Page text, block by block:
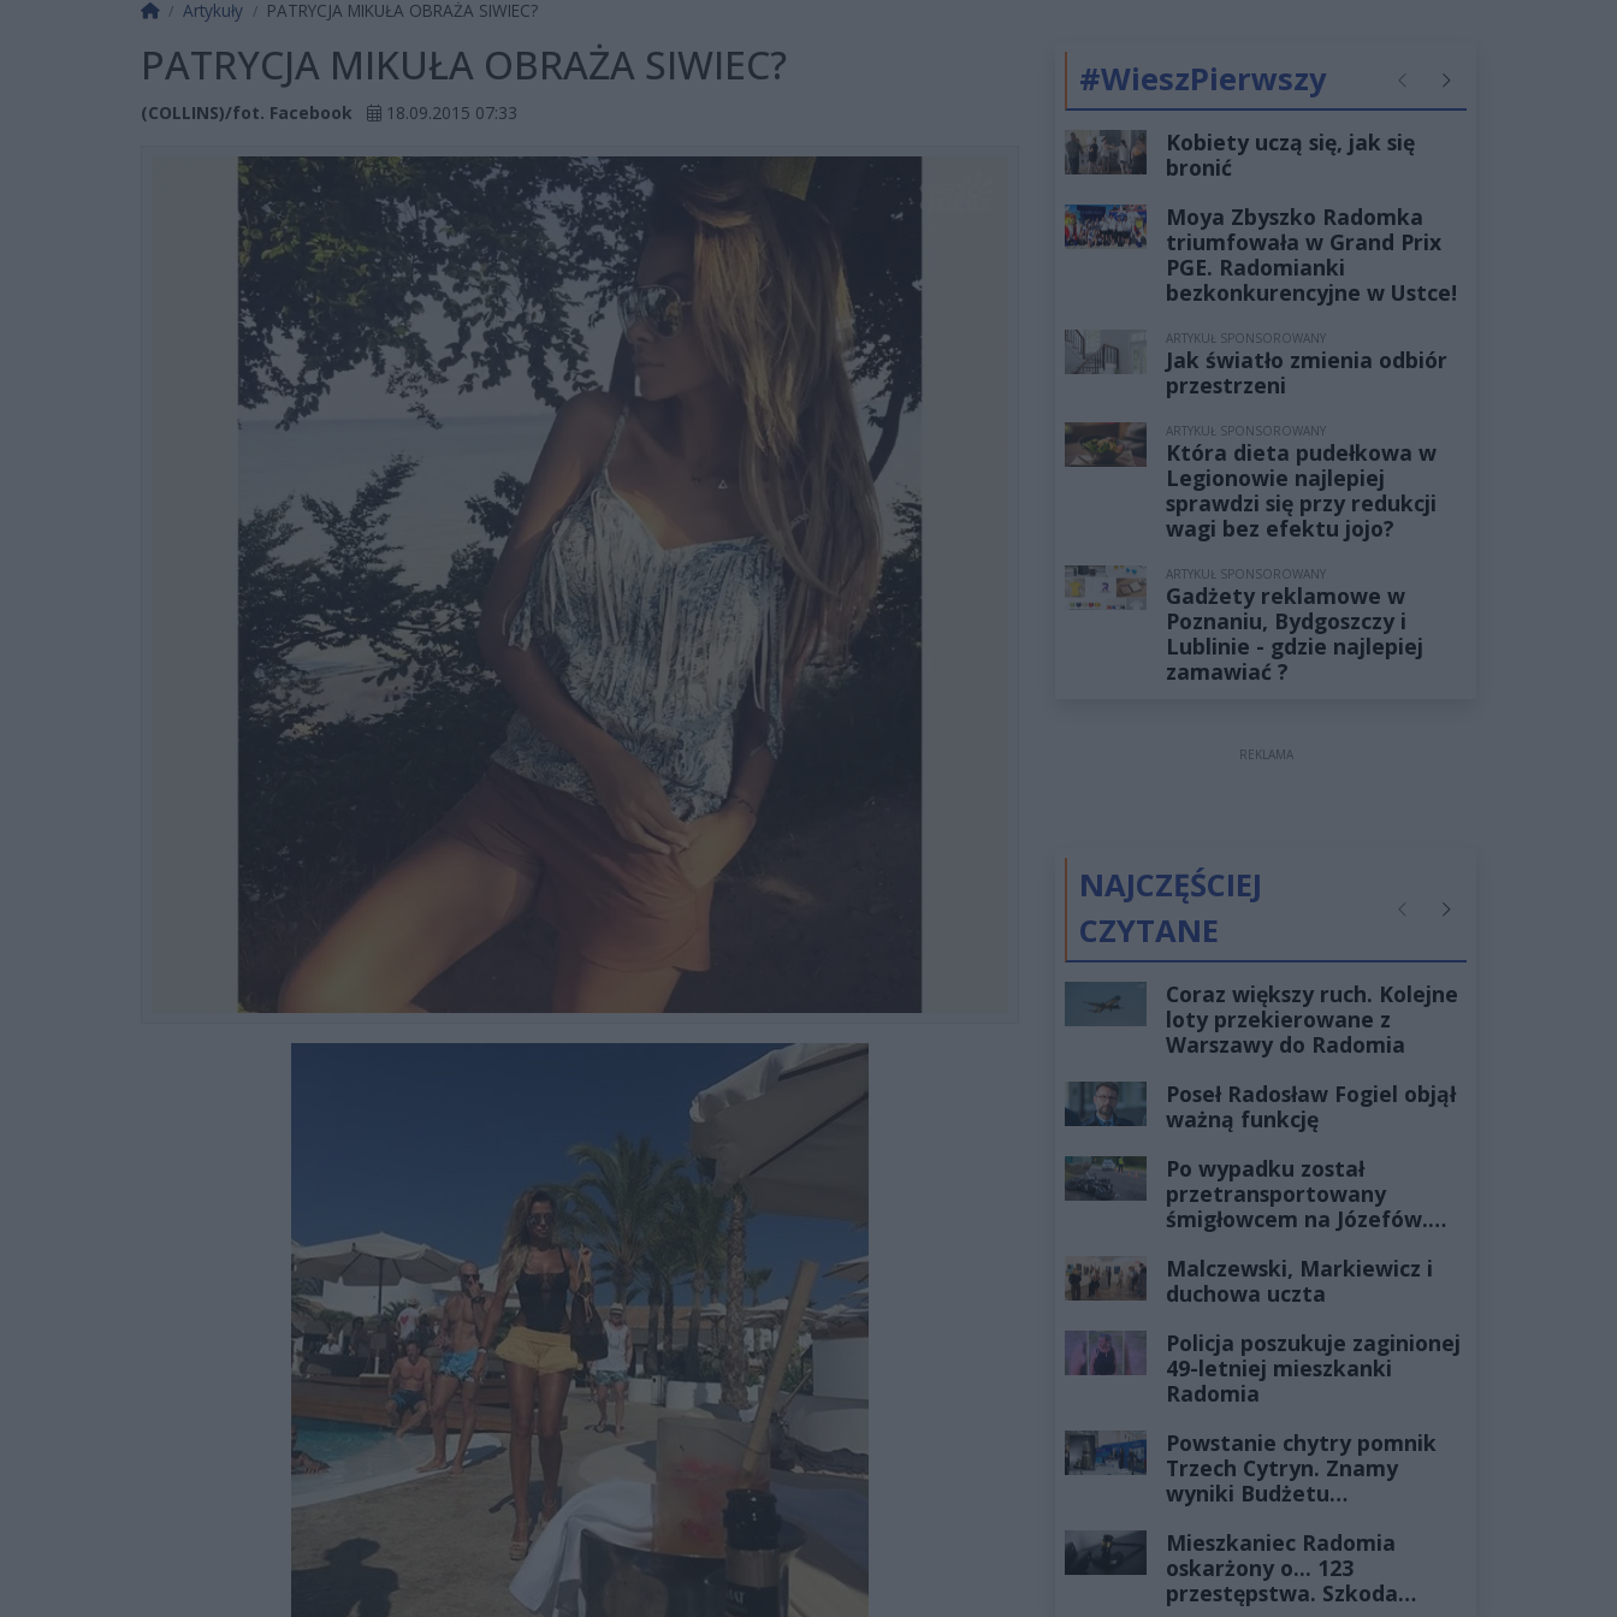
Strona główna
Artykuły PATRYCJA MIKUŁA OBRAŻA SIWIEC?
PATRYCJA MIKUŁA OBRAŻA SIWIEC?
(COLLINS)/fot. Facebook 18.09.2015 07:33
#WieszPierwszy PoprzednieNastępne
Kobiety uczą się, jak się
bronić
Moya Zbyszko Radomka
triumfowała w Grand Prix
PGE. Radomianki
bezkonkurencyjne w Ustce!
ARTYKUŁ SPONSOROWANY
Jak światło zmienia odbiór
przestrzeni
ARTYKUŁ SPONSOROWANY
Która dieta pudełkowa w
Legionowie najlepiej
sprawdzi się przy redukcji
wagi bez efektu jojo?
ARTYKUŁ SPONSOROWANY
Gadżety reklamowe w
Poznaniu, Bydgoszczy i
Lublinie - gdzie najlepiej
zamawiać ?
REKLAMA
NAJCZĘŚCIEJ
CZYTANE
PoprzednieNastępne
Coraz większy ruch. Kolejne
loty przekierowane z
Warszawy do Radomia
Poseł Radosław Fogiel objął
ważną funkcję
Po wypadku został
przetransportowany
śmigłowcem na Józefów.
żyłach
Malczewski, Markiewicz i
duchowa uczta
Policja poszukuje zaginionej
49-letniej mieszkanki
Radomia
Powstanie chytry pomnik
Trzech Cytryn. Znamy
wyniki Budżetu
Mieszkaniec Radomia
oskarżony o... 123
przestępstwa. Szkoda